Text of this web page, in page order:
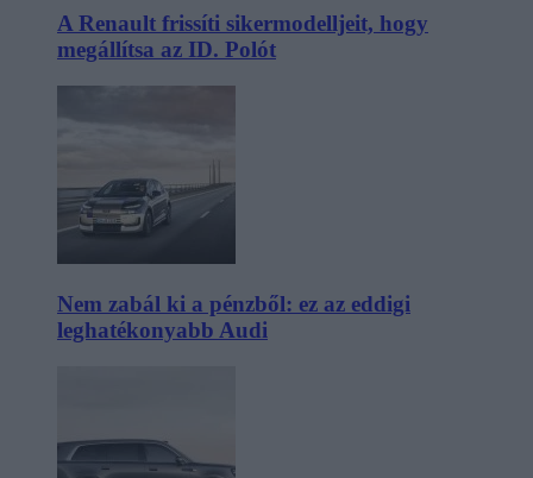
A Renault frissíti sikermodelljeit, hogy
megállítsa az ID. Polót
Nem zabál ki a pénzből: ez az eddigi
leghatékonyabb Audi